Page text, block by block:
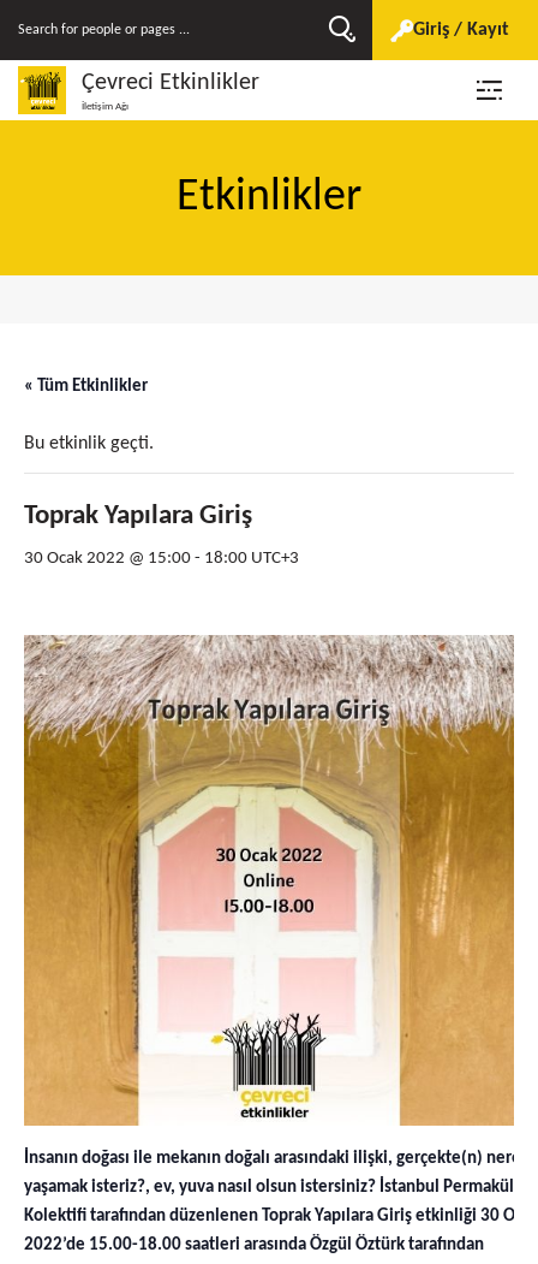
Giriş / Kayıt
Çevreci Etkinlikler
İletişim Ağı
Etkinlikler
« Tüm Etkinlikler
Bu etkinlik geçti.
Toprak Yapılara Giriş
30 Ocak 2022 @ 15:00 - 18:00 UTC+3
İnsanın doğası ile mekanın doğalı arasındaki ilişki, gerçekte(n)
yaşamak isteriz?, ev, yuva nasıl olsun istersiniz? İstanbul Permakültür
Kolektifi tarafından düzenlenen Toprak Yapılara Giriş etkinliği 30 Ocak
2022’de 15.00-18.00 saatleri arasında Özgül Öztürk tarafından